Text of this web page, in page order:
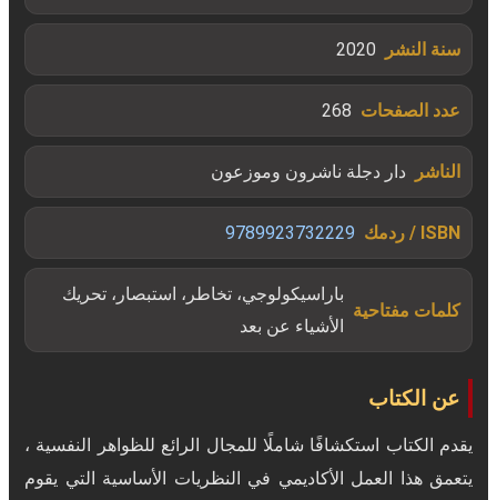
سنة النشر 2020
عدد الصفحات 268
الناشر دار دجلة ناشرون وموزعون
ISBN / ردمك 9789923732229
كلمات مفتاحية
باراسيكولوجي، تخاطر، استبصار، تحريك
الأشياء عن بعد
عن الكتاب
يقدم الكتاب استكشافًا شاملًا للمجال الرائع للظواهر النفسية ،
يتعمق هذا العمل الأكاديمي في النظريات الأساسية التي يقوم